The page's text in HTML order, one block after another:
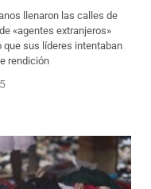
llenaron las calles de
«agentes extranjeros»
que sus líderes intentaban
rendición